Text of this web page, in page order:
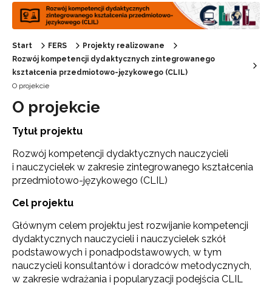
Start FERS
Projekty realizowane
Rozwój kompetencji dydaktycznych zintegrowanego
kształcenia przedmiotowo-językowego (CLIL)
O projekcie
O projekcie
Tytuł projektu
Rozwój kompetencji dydaktycznych nauczycieli
i nauczycielek w zakresie zintegrowanego kształcenia
przedmiotowo-językowego (CLIL)
Cel projektu
Głównym celem projektu jest rozwijanie kompetencji
dydaktycznych nauczycieli i nauczycielek szkół
podstawowych i ponadpodstawowych, w tym
nauczycieli konsultantów i doradców metodycznych,
w zakresie wdrażania i popularyzacji podejścia CLIL